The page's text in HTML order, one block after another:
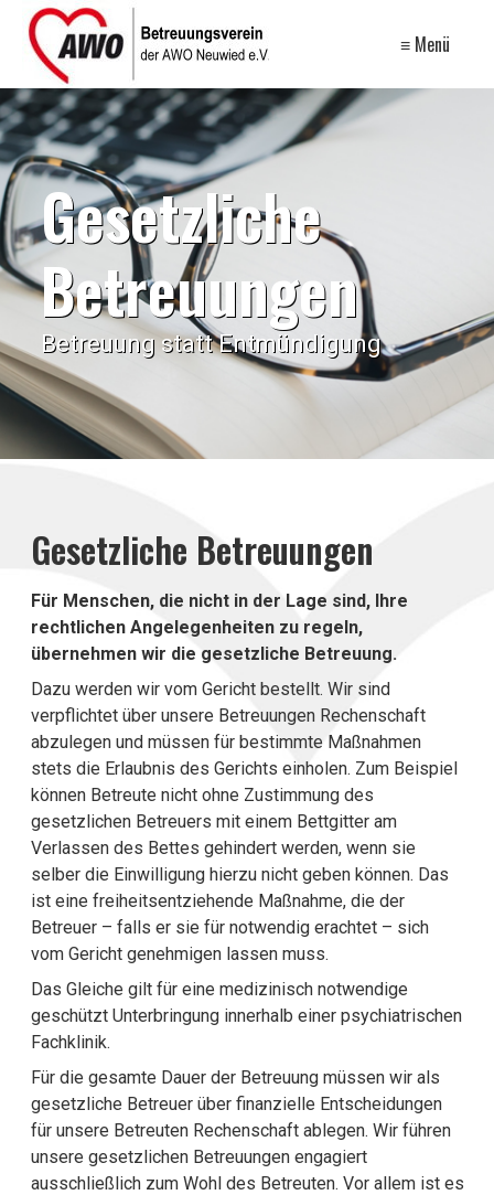
≡ Menü
Gesetzliche
Betreuungen
Betreuung statt Entmündigung
Gesetzliche Betreuungen
Für Menschen, die nicht in der Lage sind, Ihre
rechtlichen Angelegenheiten zu regeln,
übernehmen wir die gesetzliche Betreuung.
Dazu werden wir vom Gericht bestellt. Wir sind
verpflichtet über unsere Betreuungen Rechenschaft
abzulegen und müssen für bestimmte Maßnahmen
stets die Erlaubnis des Gerichts einholen. Zum Beispiel
können Betreute nicht ohne Zustimmung des
gesetzlichen Betreuers mit einem Bettgitter am
Verlassen des Bettes gehindert werden, wenn sie
selber die Einwilligung hierzu nicht geben können. Das
ist eine freiheitsentziehende Maßnahme, die der
Betreuer – falls er sie für notwendig erachtet – sich
vom Gericht genehmigen lassen muss.
Das Gleiche gilt für eine medizinisch notwendige
geschützt Unterbringung innerhalb einer psychiatrischen
Fachklinik.
Für die gesamte Dauer der Betreuung müssen wir als
gesetzliche Betreuer über finanzielle Entscheidungen
für unsere Betreuten Rechenschaft ablegen. Wir führen
unsere gesetzlichen Betreuungen engagiert
ausschließlich zum Wohl des Betreuten. Vor allem ist es